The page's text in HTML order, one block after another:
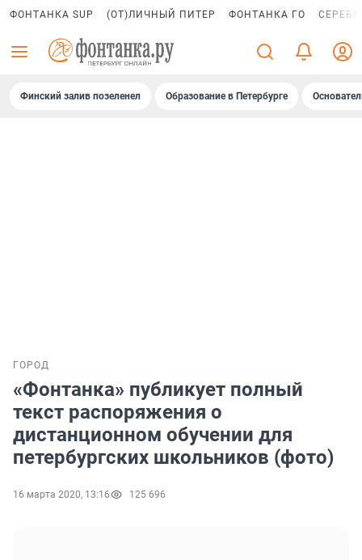
ФОНТАНКА SUP (ОТ)ЛИЧНЫЙ ПИТЕР ФОНТАНКА ГО
Финский залив позеленел Образование в Петербурге
ГОРОД
«Фонтанка» публикует полный
текст распоряжения о
дистанционном обучении для
петербургских школьников (фото)
16 марта 2020, 13:16 125 696